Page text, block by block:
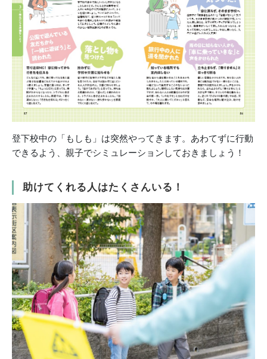
登下校中の「もしも」は突然やってきます。あわてずに行動
できるよう、親子でシミュレーションしておきましょう！
助けてくれる人はたくさんいる！